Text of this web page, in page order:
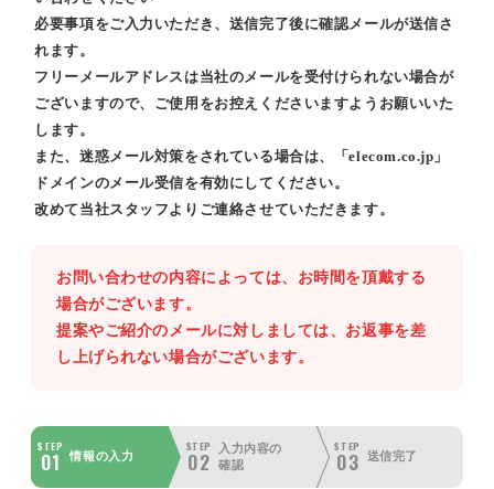
必要事項をご入力いただき、送信完了後に確認メールが送信さ
れます。
フリーメールアドレスは当社のメールを受付けられない場合が
ございますので、ご使用をお控えくださいますようお願いいた
します。
また、迷惑メール対策をされている場合は、「elecom.co.jp」
ドメインのメール受信を有効にしてください。
改めて当社スタッフよりご連絡させていただきます。
お問い合わせの内容によっては、お時間を頂戴する
場合がございます。
提案やご紹介のメールに対しましては、お返事を差
し上げられない場合がございます。
STEP
01 情報の入力
STEP
02
入力内容の
確認
STEP
03 送信完了